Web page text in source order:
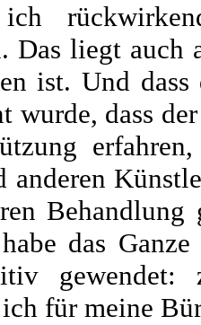
Das liegt auch
ist. Und
wurde, dass
anderen
das
gewendet:
ich für meine